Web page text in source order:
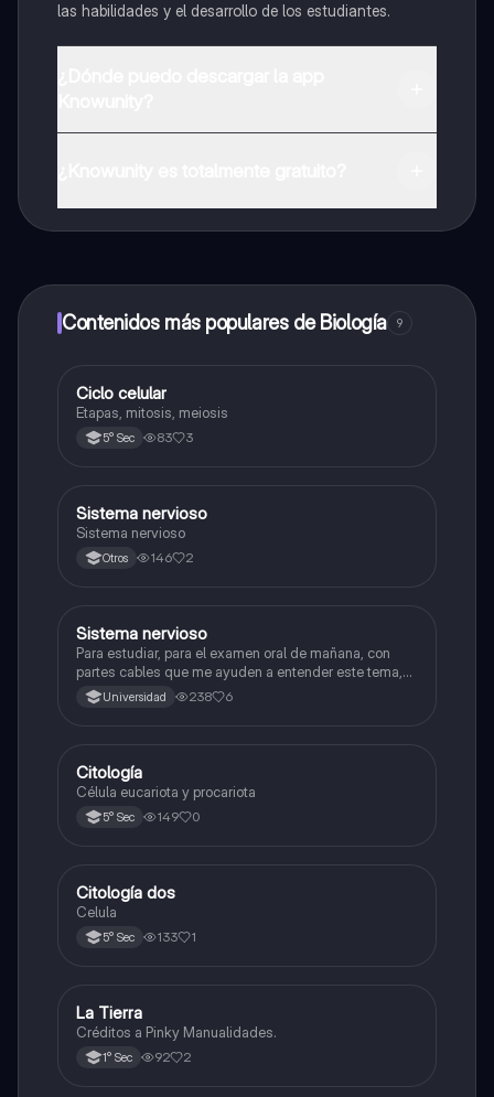
las habilidades y el desarrollo de los estudiantes.
a determinadas funciones.
Contenidos más populares de Biología 9
Biología
Ciclo celular
Etapas, mitosis, meiosis
5° Sec 83 3
Biología
Sistema nervioso
Sistema nervioso
Otros 146 2
Biología
Sistema nervioso
Para estudiar, para el examen oral de mañana, con
partes cables que me ayuden a entender este tema,
porque se me complica un poco ya que el tema es
muy extenso y quisiera poder lograr entenderlo
Universidad 238 6
Ciencia y Tecnología
Citología
Célula eucariota y procariota
5° Sec 149 0
Ciencia y Tecnología
Citología dos
Celula
5° Sec 133 1
Biología
La Tierra
Créditos a Pinky Manualidades.
1° Sec 92 2